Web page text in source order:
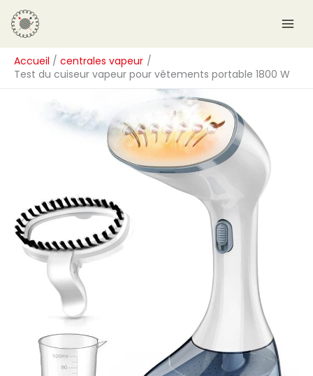
Aller
au
contenu
Accueil
centrales vapeur
Test du cuiseur vapeur pour vêtements portable 1800 W
R
e
c
h